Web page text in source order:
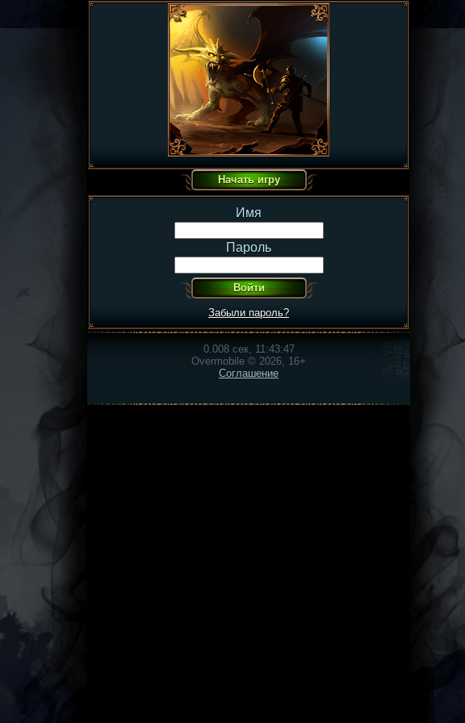
Имя
Пароль
Забыли пароль?
0.008 сек, 11:43:47
Overmobile © 2026, 16+
Соглашение